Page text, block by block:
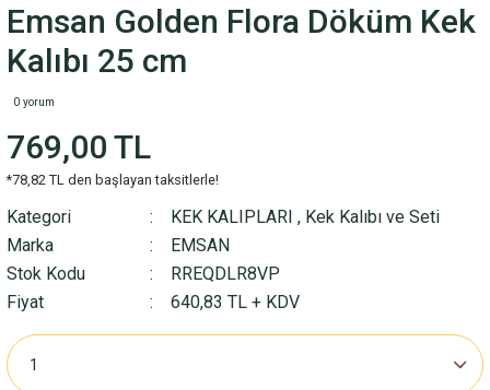
Emsan Golden Flora Döküm Kek
Kalıbı 25 cm
0 yorum
769,00 TL
*78,82 TL den başlayan taksitlerle!
Kategori KEK KALIPLARI , Kek Kalıbı ve Seti
Marka
EMSAN
Stok Kodu
RREQDLR8VP
Fiyat
640,83 TL + KDV